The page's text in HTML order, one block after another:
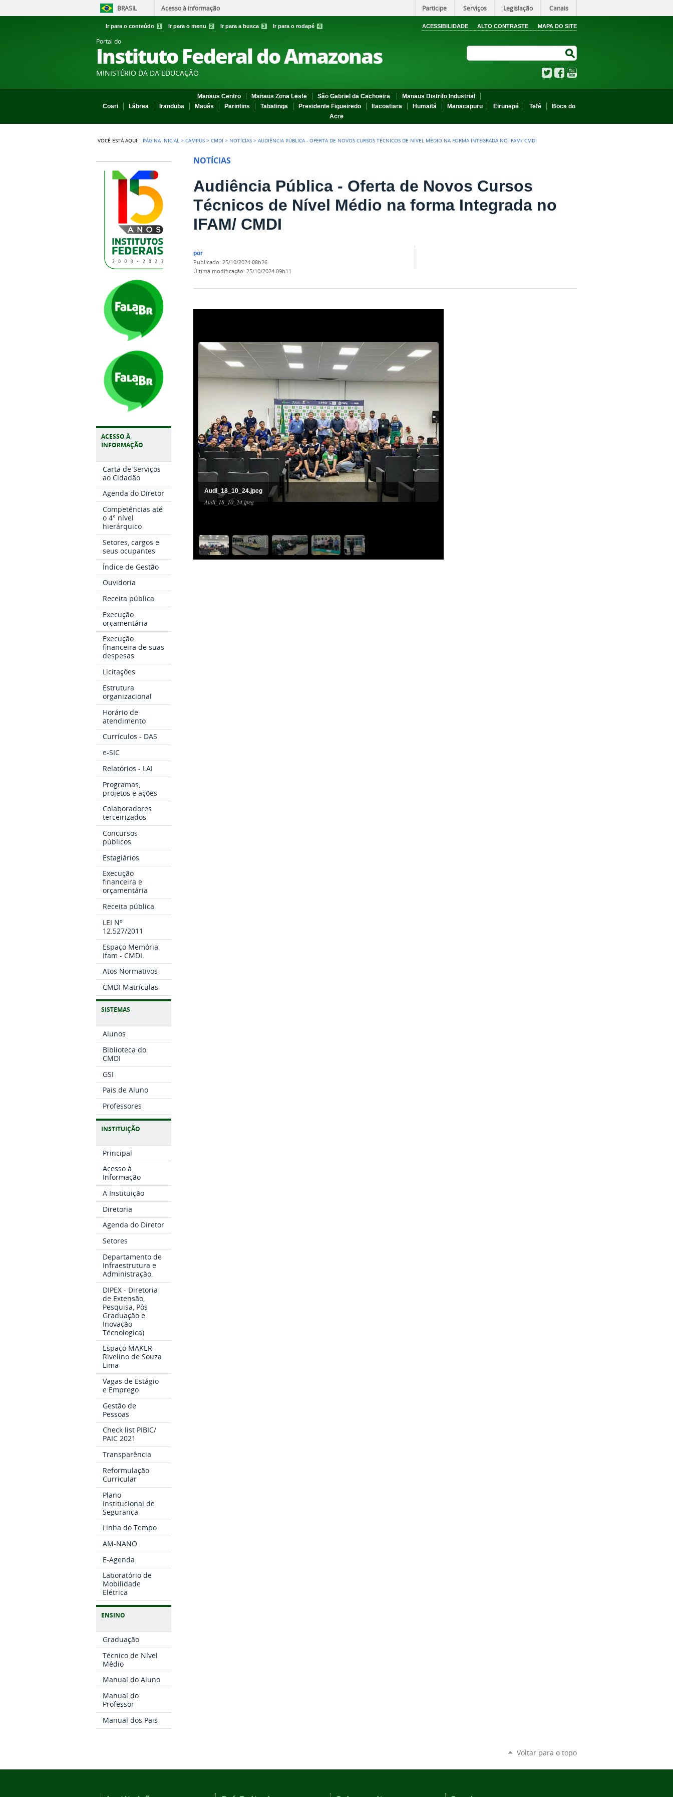
BRASIL Acesso à informação Participe Serviços Legislação Canais
Ir para o conteúdo 1 Ir para o menu 2 Ir para a busca 3 Ir para o rodapé 4 ACESSIBILIDADE ALTO CONTRASTE MAPA DO SITE
Portal do
Instituto Federal do Amazonas
MINISTÉRIO DA DA EDUCAÇÃO TwitterFacebook
Manaus Centro Manaus Zona Leste São Gabriel da Cachoeira
Manaus Distrito Industrial
Coari
Lábrea Iranduba Maués Parintins Tabatinga Presidente Figueiredo Itacoatiara Humaitá Manacapuru Eirunepé Tefé
Boca do
Acre
VOCÊ ESTÁ AQUI: PÁGINA INICIAL >CAMPUS >CMDI > NOTÍCIAS >AUDIÊNCIA PÚBLICA - OFERTA DE NOVOS CURSOS TÉCNICOS DE NÍVEL MÉDIO NA FORMA INTEGRADA NO IFAM/ CMDI
ACESSO À
INFORMAÇÃO
Carta de Serviços
ao Cidadão
Agenda do Diretor
Competências até
o 4° nível
hierárquico
Setores, cargos e
seus ocupantes
Índice de Gestão
Ouvidoria
Receita pública
Execução
orçamentária
Execução
financeira de suas
despesas
Licitações
Estrutura
organizacional
Horário de
atendimento
Currículos - DAS
e-SIC
Relatórios - LAI
Programas,
projetos e ações
Colaboradores
terceirizados
Concursos
públicos
Estagiários
Execução
financeira e
orçamentária
Receita pública
LEI Nº
12.527/2011
Espaço Memória
Ifam - CMDI.
Atos Normativos
CMDI Matrículas
SISTEMAS
Alunos
Biblioteca do
CMDI
GSI
Pais de Aluno
Professores
INSTITUIÇÃO
Principal
Acesso à
Informação
A Instituição
Diretoria
Agenda do Diretor
Setores
Departamento de
Infraestrutura e
Administração.
DIPEX - Diretoria
de Extensão,
Pesquisa, Pós
Graduação e
Inovação
Técnologica)
Espaço MAKER -
Rivelino de Souza
Lima
Vagas de Estágio
e Emprego
Gestão de
Pessoas
Check list PIBIC/
PAIC 2021
Transparência
Reformulação
Curricular
Plano
Institucional de
Segurança
Linha do Tempo
AM-NANO
E-Agenda
Laboratório de
Mobilidade
Elétrica
ENSINO
Graduação
Técnico de Nível
Médio
Manual do Aluno
Manual do
Professor
Manual dos Pais
NOTÍCIAS
Audiência Pública - Oferta de Novos Cursos
Técnicos de Nível Médio na forma Integrada no
IFAM/ CMDI
por
publicado:25/10/2024 08h26
última modificação:25/10/2024 09h11
Audi_18_10_24.jpeg
Audi_18_10_24.jpeg
Voltar para o topo